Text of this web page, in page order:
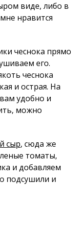
виде, либо в
нравится
чеснока прямо
его.
чеснока
и острая. На
удобно и
можно
сыр, сюда же
томаты,
и добавляем
подсушили и